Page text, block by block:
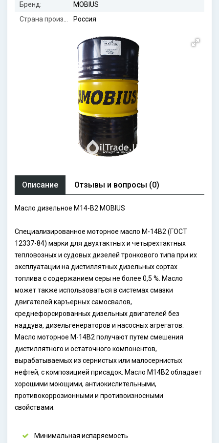
Бренд:
MOBIUS
Россия
Описание Отзывы и вопросы (0)
Масло дизельное М14-B2 MOBIUS
Специализированное моторное масло М-14В2 (ГОСТ
12337-84) марки для двухтактных и четырехтактных
тепловозных и судовых дизелей тронкового типа при их
эксплуатации на дистиллятных дизельных сортах
топлива с содержанием серы не более 0,5 %. Масло
может также использоваться в системах смазки
двигателей каръерных самосвалов,
среднефорсированных дизельных двигателей без
наддува, дизельгенераторов и насосных агрегатов.
Масло моторное М-14В2 получают путем смешения
дистиллятного и остаточного компонентов,
вырабатываемых из сернистых или малосернистых
нефтей, с композицией присадок. Масло М14В2 обладает
хорошими моющими, антиокислительными,
противокоррозионными и противоизносными
свойствами.
Минимальная испаряемость